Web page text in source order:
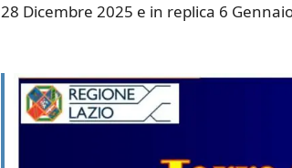
28 Dicembre 2025 e in replica 6